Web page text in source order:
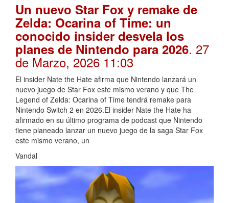
Un nuevo Star Fox y remake de
Zelda: Ocarina of Time: un
conocido insider desvela los
planes de Nintendo para 2026. 27
de Marzo, 2026 11:03
El insider Nate the Hate afirma que Nintendo lanzará un
nuevo juego de Star Fox este mismo verano y que The
Legend of Zelda: Ocarina of Time tendrá remake para
Nintendo Switch 2 en 2026.El insider Nate the Hate ha
afirmado en su último programa de podcast que Nintendo
tiene planeado lanzar un nuevo juego de la saga Star Fox
este mismo verano, un
Vandal